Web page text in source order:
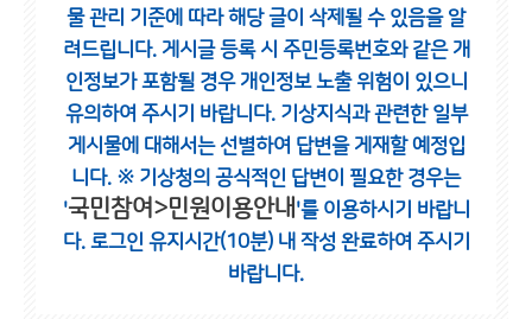
물 관리 기준에 따라 해당 글이 삭제될 수 있음을 알
려드립니다. 게시글 등록 시 주민등록번호와 같은 개
인정보가 포함될 경우 개인정보 노출 위험이 있으니
유의하여 주시기 바랍니다. 기상지식과 관련한 일부
게시물에 대해서는 선별하여 답변을 게재할 예정입
니다. ※ 기상청의 공식적인 답변이 필요한 경우는
'국민참여>민원이용안내 '를 이용하시기 바랍니
다. 로그인 유지시간(10분) 내 작성 완료하여 주시기
바랍니다.